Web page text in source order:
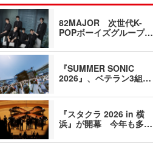
82MAJOR 次世代K-
POPボーイズグループ…
『SUMMER SONIC
2026』、ベテラン3組…
『スタクラ 2026 in 横
浜』が開幕 今年も多…